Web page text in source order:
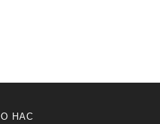
О НАС